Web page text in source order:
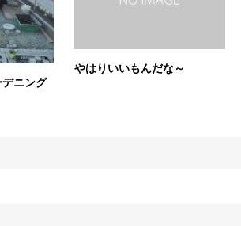
ニング
やはりいいもんだな～